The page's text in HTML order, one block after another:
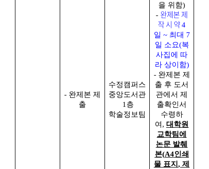
- 완제본 제
출
수정캠퍼스
중앙도서관
1 층
학술정보팀
을 위함)
- 완제본 제
작 시 약4
일 ~ 최대 7
일 소요(복
사집에 따
라 상이함)
- 완제본 제
출 후 도서
관에서 제
출확인서
수령하
여 , 대학원
교학팀에
논문 발췌
본(A4인쇄
물 표지 , 제